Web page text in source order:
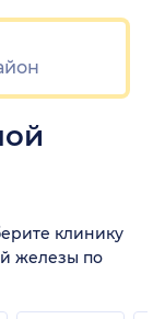
клинику
железы по